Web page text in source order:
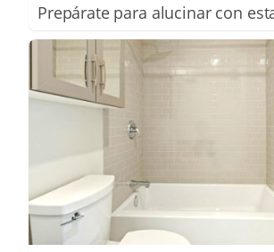
Prepárate para alucinar con